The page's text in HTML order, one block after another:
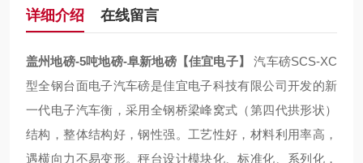
详细介绍 在线留言
盖州地磅-5吨地磅-阜新地磅【佳宜电子】汽车磅SCS-XC
型全钢台面电子汽车磅是佳宜电子科技有限公司开发的新
一代电子汽车衡，采用全钢桥梁峰窝式（第四代拱形状）
结构，整体结构好，钢性强。工艺性好，材料利用率高，
遇横向力不易变形。秤台设计模块化、标准化、系列化，